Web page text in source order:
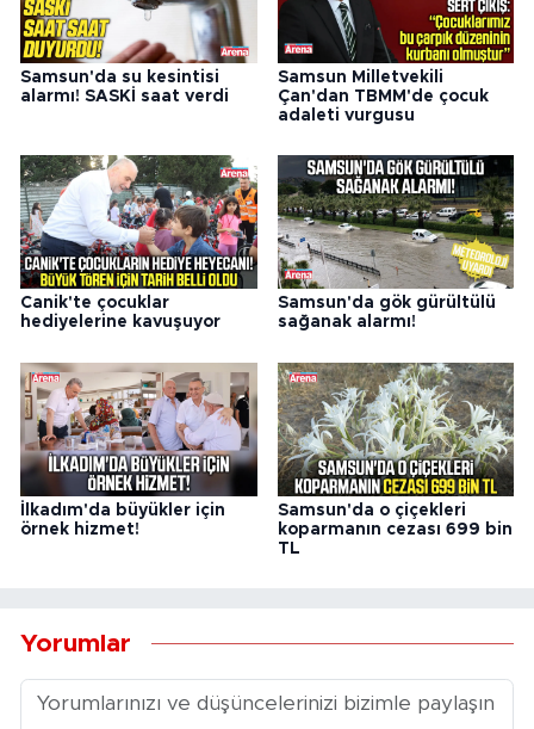
Samsun'da su kesintisi
alarmı! SASKİ saat verdi
Samsun Milletvekili
Çan'dan TBMM'de çocuk
adaleti vurgusu
Canik'te çocuklar
hediyelerine kavuşuyor
Samsun'da gök gürültülü
sağanak alarmı!
İlkadım'da büyükler için
örnek hizmet!
Samsun'da o çiçekleri
koparmanın cezası 699 bin
TL
Yorumlar